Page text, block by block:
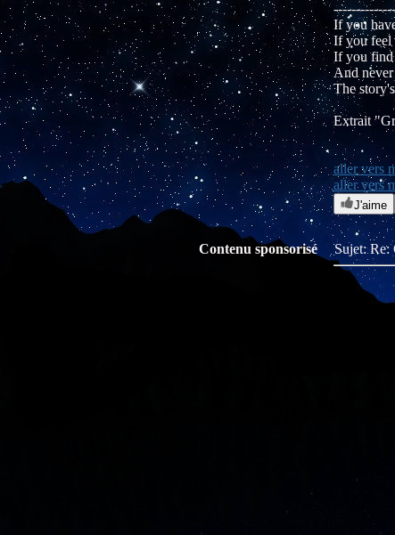
If you
If you feel
If you find
And
The
Extrait
aller vers
aller vers
J'aime
Contenu sponsorisé Sujet: